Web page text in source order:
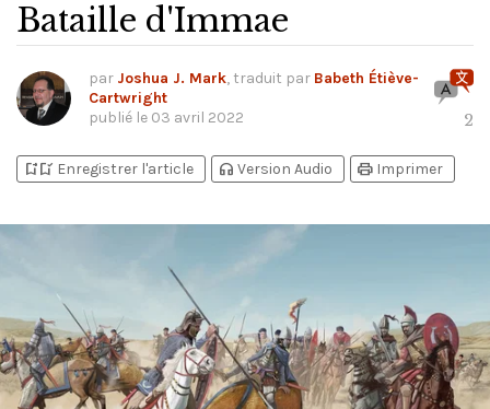
Bataille d'Immae
par Joshua J. Mark, traduit par Babeth Étiève-
Cartwright
publié le 03 avril 2022 2
bookmark_addbookmark_added Enregistrer l'article headphones Version Audio print Imprimer